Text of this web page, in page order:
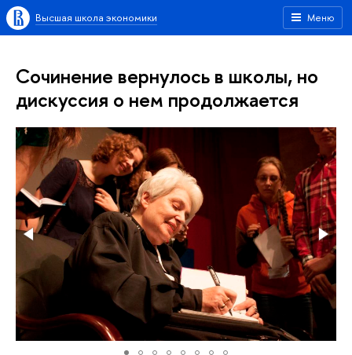
Меню
Высшая школа экономики
Сочинение вернулось в школы, но
дискуссия о нем продолжается